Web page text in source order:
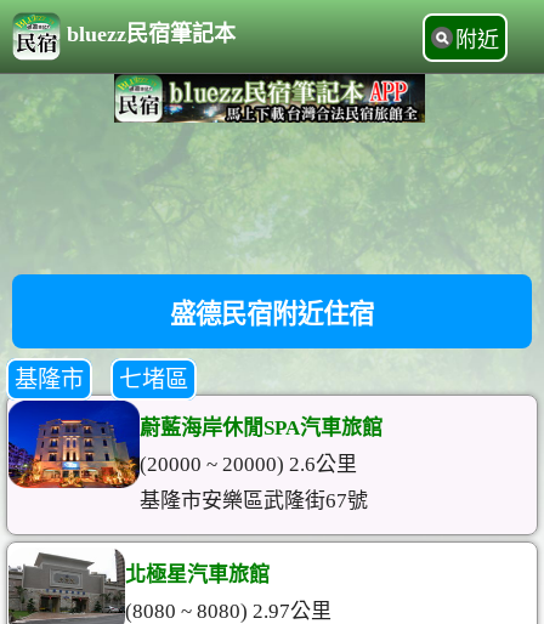
bluezz民宿筆記本 附近
盛德民宿附近住宿
基隆市 七堵區
蔚藍海岸休閒SPA汽車旅館
(20000 ~ 20000) 2.6公里
基隆市安樂區武隆街67號
北極星汽車旅館
(8080 ~ 8080) 2.97公里